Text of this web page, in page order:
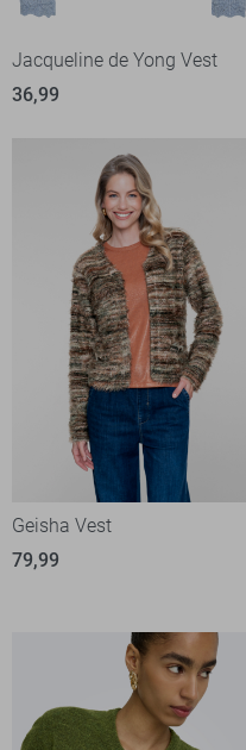
Jacqueline de Yong Vest
36,99
Geisha Vest
79,99